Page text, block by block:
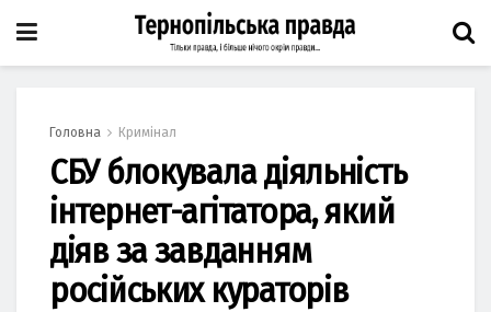
Головна Кримінал
СБУ блокувала діяльність
інтернет-агітатора, який
діяв за завданням
російських кураторів